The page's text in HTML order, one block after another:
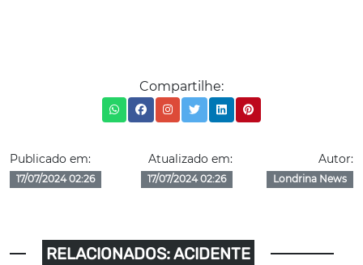
Compartilhe:
Publicado em:
17/07/2024 02:26
Atualizado em:
17/07/2024 02:26
Autor:
Londrina News
RELACIONADOS: ACIDENTE